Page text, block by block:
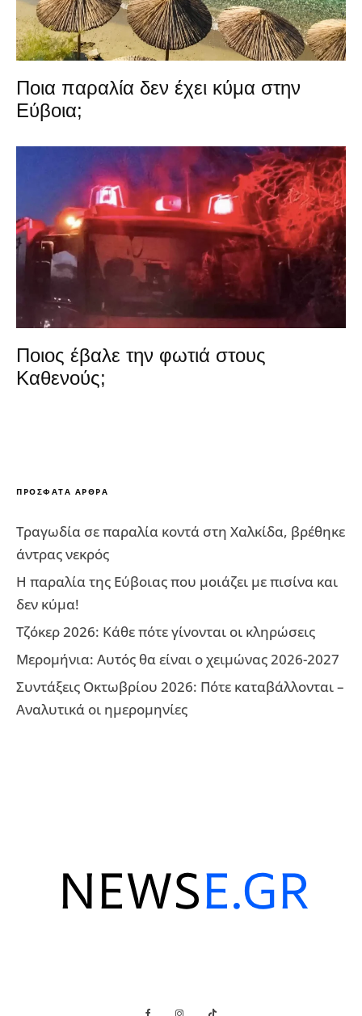
Ποια παραλία δεν έχει κύμα στην
Εύβοια;
Ποιος έβαλε την φωτιά στους
Καθενούς;
ΠΡΌΣΦΑΤΑ ΆΡΘΡΑ
Τραγωδία σε παραλία κοντά στη Χαλκίδα, βρέθηκε
άντρας νεκρός
Η παραλία της Εύβοιας που μοιάζει με πισίνα και
δεν κύμα!
Τζόκερ 2026: Κάθε πότε γίνονται οι κληρώσεις
Μερομήνια: Αυτός θα είναι ο χειμώνας 2026-2027
Συντάξεις Οκτωβρίου 2026: Πότε καταβάλλονται –
Αναλυτικά οι ημερομηνίες